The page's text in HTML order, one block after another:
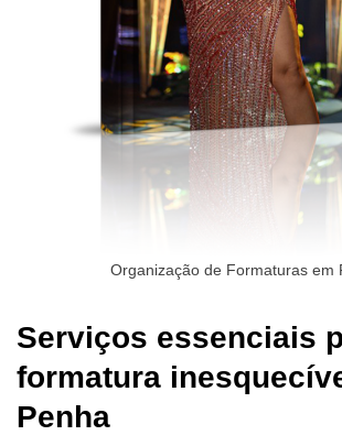
Organização de Formaturas em
Serviços essenciais
formatura
Penha